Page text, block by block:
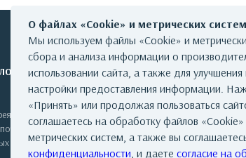
РАБОТ СОБЫТИЯ КОНТАКТЫ
современного искусства
info@artbaro.ru
| Условия использования сайта |Реквизиты|Авторские
О файлах «Cookie» и метрических
Мы используем файлы «Cookie» и
сбора и анализа информации о
использовании сайта, а также для
настройки предоставления информации.
«Принять» или продолжая пользоваться
соглашаетесь на обработку файлов
метрических систем, а также вы
конфиденциальности, и даете согласие на